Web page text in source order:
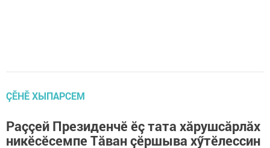
ÇӖНӖ ХЫПАРСЕМ
Раççей Президенчӗ ӗç тата хăрушсăрлăх
никӗсӗсемпе Тăван çӗршыва хӳтӗлессин